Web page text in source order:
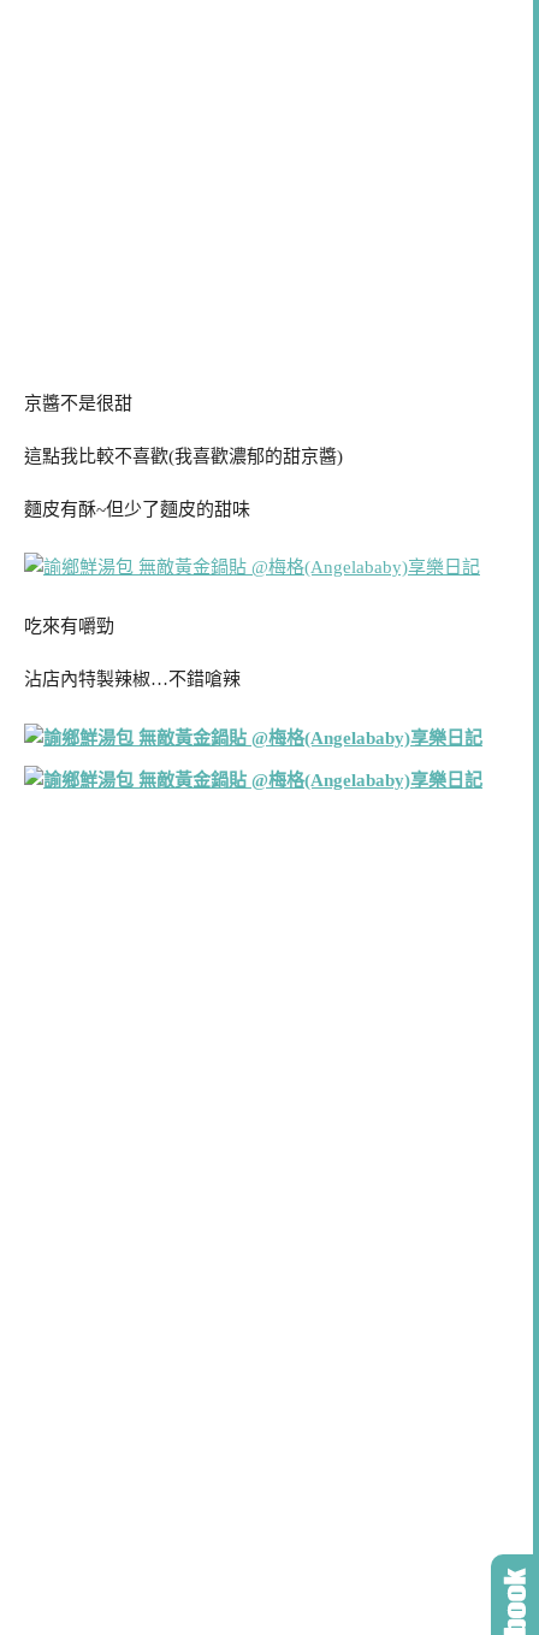
京醬不是很甜
這點我比較不喜歡(我喜歡濃郁的甜京醬)
麵皮有酥~但少了麵皮的甜味
吃來有嚼勁
沾店內特製辣椒…不錯嗆辣